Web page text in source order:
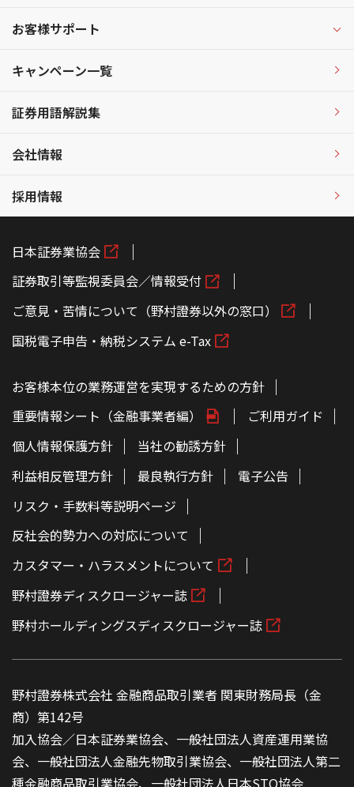
お客様サポート
キャンペーン一覧
証券用語解説集
会社情報
採用情報
日本証券業協会
証券取引等監視委員会／情報受付
ご意見・苦情について（野村證券以外の窓口）
国税電子申告・納税システム e-Tax
お客様本位の業務運営を実現するための方針
重要情報シート（金融事業者編）
ご利用ガイド
個人情報保護方針
当社の勧誘方針
利益相反管理方針
最良執行方針
電子公告
リスク・手数料等説明ページ
反社会的勢力への対応について
カスタマー・ハラスメントについて
野村證券ディスクロージャー誌
野村ホールディングスディスクロージャー誌
野村證券株式会社 金融商品取引業者 関東財務局長（金
商）第142号
加入協会／日本証券業協会、一般社団法人資産運用業協
会、一般社団法人金融先物取引業協会、一般社団法人第二